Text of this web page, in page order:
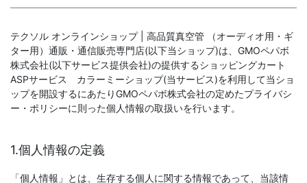
テクソル オンラインショップ | 高品質真空管 （オーディオ用・ギ
ター用）通販・通信販売専門店(以下当ショップ)は、 GMOペパボ
株式会社(以下サービス提供会社)の提供するショッピングカート
ASPサービス カラーミーショップ(当サービス)を利用して当ショ
ップを開設するにあたりGMOペパボ株式会社の定めたプライバシ
ー・ポリシーに則った個人情報の取扱いを行います。
1.個人情報の定義
「個人情報」とは、生存する個人に関する情報であって、当該情